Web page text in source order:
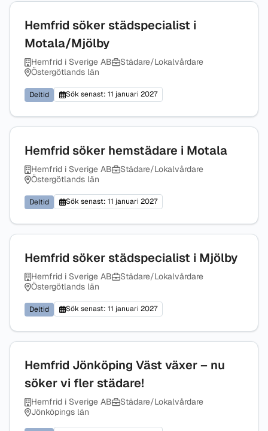
Hemfrid söker städspecialist i
Motala/Mjölby
Hemfrid i Sverige AB
Städare/Lokalvårdare
Östergötlands län
Deltid Sök senast: 11 januari 2027
Hemfrid söker hemstädare i Motala
Hemfrid i Sverige AB
Städare/Lokalvårdare
Östergötlands län
Deltid Sök senast: 11 januari 2027
Hemfrid söker städspecialist i Mjölby
Hemfrid i Sverige AB
Städare/Lokalvårdare
Östergötlands län
Deltid Sök senast: 11 januari 2027
Hemfrid Jönköping Väst växer – nu
söker vi fler städare!
Hemfrid i Sverige AB
Städare/Lokalvårdare
Jönköpings län